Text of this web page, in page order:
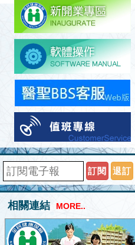
訂閱 退訂
相關連結 MORE..